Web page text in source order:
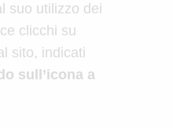
suo utilizzo dei
clicchi su
sito, indicati
sull’icona a